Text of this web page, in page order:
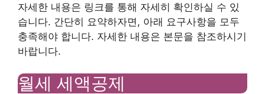
자세한 내용은 링크를 통해 자세히 확인하실 수 있
습니다. 간단히 요약하자면, 아래 요구사항을 모두
충족해야 합니다. 자세한 내용은 본문을 참조하시기
바랍니다.
월세 세액공제